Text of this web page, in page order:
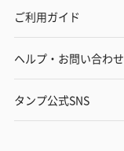
ご利用ガイド
ヘルプ・お問い合わせ
タンプ公式SNS